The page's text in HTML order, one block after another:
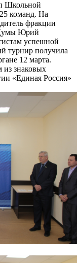
Школьной
команд. На
фракции
Думы Юрий
успешной
турнир получила
12 марта.
из знаковых
«Единая Россия»